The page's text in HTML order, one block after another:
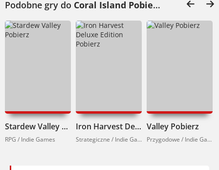
Podobne gry do Coral Island Pobierz
Stardew Valley Pobierz
RPG / Indie Games
Iron Harvest Deluxe Edition Pobierz
Strategiczne / Indie Games
Valley Pobierz
Przygodowe / Indie Games